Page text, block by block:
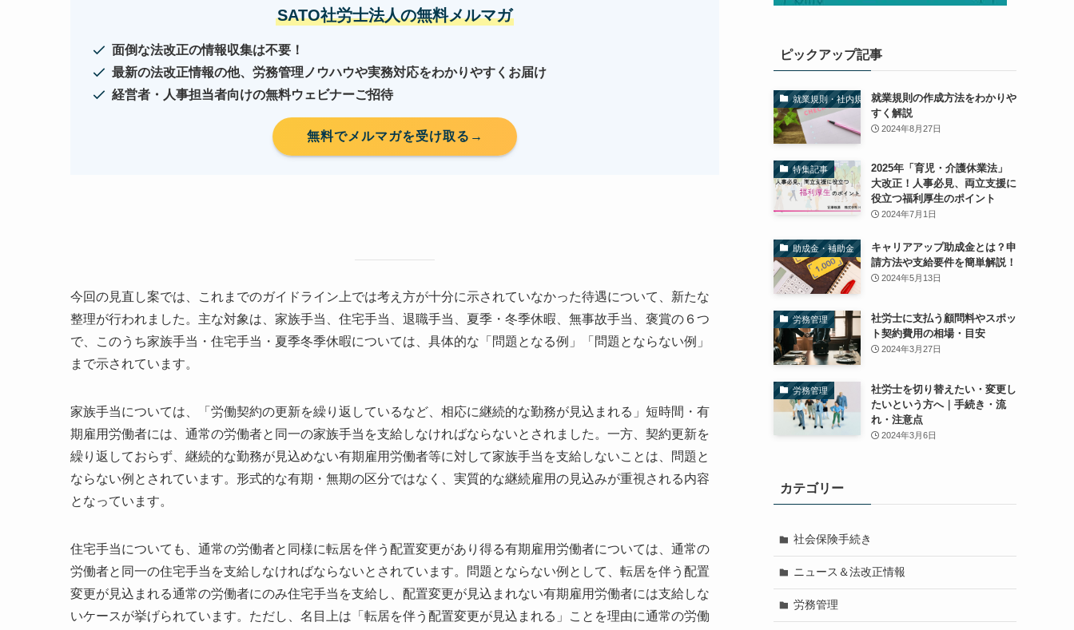
SATO社労士法人の無料メルマガ
面倒な法改正の情報収集は不要！
最新の法改正情報の他、労務管理ノウハウや実務対応をわかりやすくお届け
経営者・人事担当者向けの無料ウェビナーご招待
無料でメルマガを受け取る→
今回の見直し案では、これまでのガイドライン上では考え方が十分に示されていなかった待遇について、新たな
整理が行われました。主な対象は、家族手当、住宅手当、退職手当、夏季・冬季休暇、無事故手当、褒賞の６つ
で、このうち家族手当・住宅手当・夏季冬季休暇については、具体的な「問題となる例」「問題とならない例」
まで示されています。
家族手当については、「労働契約の更新を繰り返しているなど、相応に継続的な勤務が見込まれる」短時間・有
期雇用労働者には、通常の労働者と同一の家族手当を支給しなければならないとされました。一方、契約更新を
繰り返しておらず、継続的な勤務が見込めない有期雇用労働者等に対して家族手当を支給しないことは、問題と
ならない例とされています。形式的な有期・無期の区分ではなく、実質的な継続雇用の見込みが重視される内容
となっています。
住宅手当についても、通常の労働者と同様に転居を伴う配置変更があり得る有期雇用労働者については、通常の
労働者と同一の住宅手当を支給しなければならないとされています。問題とならない例として、転居を伴う配置
変更が見込まれる通常の労働者にのみ住宅手当を支給し、配置変更が見込まれない有期雇用労働者には支給しな
いケースが挙げられています。ただし、名目上は「転居を伴う配置変更が見込まれる」ことを理由に通常の労働
ピックアップ記事
就業規則・社内規定就業規則の作成方法をわかりや
すく解説
2024年8月27日
特集記事
2025年「育児・介護休業法」
大改正！人事必見、両立支援に
役立つ福利厚生のポイント
2024年7月1日
助成金・補助金
キャリアアップ助成金とは？申
請方法や支給要件を簡単解説！
2024年5月13日
労務管理
社労士に支払う顧問料やスポッ
ト契約費用の相場・目安
2024年3月27日
労務管理
社労士を切り替えたい・変更し
たいという方へ｜手続き・流
れ・注意点
2024年3月6日
カテゴリー
社会保険手続き
ニュース＆法改正情報
労務管理